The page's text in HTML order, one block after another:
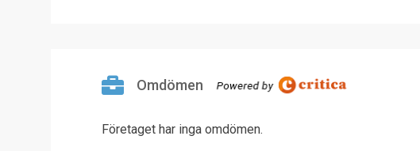
Omdömen
Företaget har inga omdömen.